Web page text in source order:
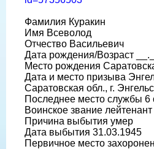
Фамилия Куракин
Имя Всеволод
Отчество Васильевич
Дата рождения/Возраст
Место рождения
Дата и место призыва
Саратовская обл., г. Энгельс
Последнее место службы 6
Воинское звание лейтенант
Причина выбытия умер
Дата выбытия 31.03.1945
Первичное место